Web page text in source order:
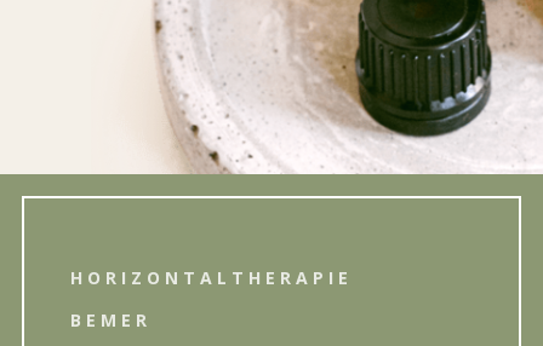
HORIZONTALTHERAPIE
BEMER